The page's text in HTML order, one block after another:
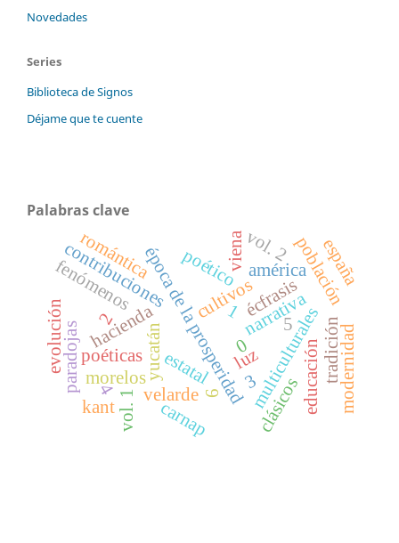
Novedades
Series
Biblioteca de Signos
Déjame que te cuente
Palabras clave
écfrasis
cultivos
0
yucatán
morelosépoca de la prosperidad
estatal
hacienda
contribuciones
multiculturales
poético
fenómenos
educación
romántica
paradojas
américa
1narrativa
2
población
velarde
evolución poéticas
vol. 1
3 tradición
4
vienavol. 2
carnap
kant clásicos modernidad
luz
5
6
españa